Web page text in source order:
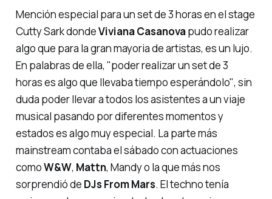
Mención especial para un set de 3 horas en elstage
Cutty SarkdondeVivianaCasanovapudo realizar
algo que para la gran mayoria de artistas, es un lujo.
En palabras de ella, "poder realizar un set de 3
horas es algo que llevaba tiempo esperándolo", sin
duda poder llevar a todos los asistentes a un viaje
musical pasando por diferentes momentos y
estados es algo muy especial. La parte más
mainstream contaba el sábado con actuaciones
comoW&W, Mattn, Mandy o la que más nos
sorprendió de DJsFromMars. El techno tenía